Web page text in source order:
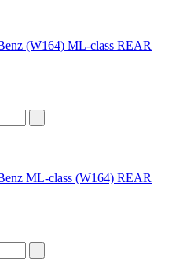
(W164) ML-class REAR
ML-class (W164) REAR